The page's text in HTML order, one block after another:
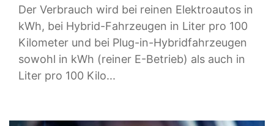
Der Verbrauch wird bei reinen Elektroautos in
kWh, bei Hybrid-Fahrzeugen in Liter pro 100
Kilometer und bei Plug-in-Hybridfahrzeugen
sowohl in kWh (reiner E-Betrieb) als auch in
Liter pro 100 Kilo...